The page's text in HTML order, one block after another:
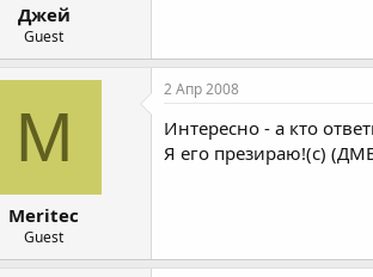
Джей
Guest
M
Meritec
Guest
2 Апр 2008
Интересно - а кто
Я его презираю!(с)